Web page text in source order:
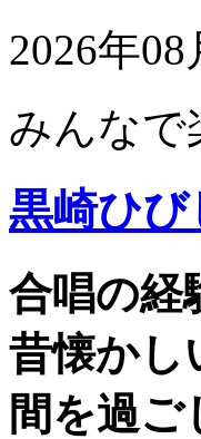
2026年08
みんなで
黒崎ひ
合唱の経
昔懐かし
間を過ご